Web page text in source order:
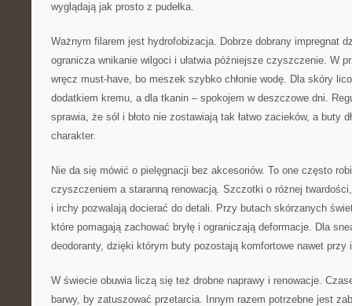
wyglądają jak prosto z pudełka.
Ważnym filarem jest hydrofobizacja. Dobrze dobrany impregnat
ogranicza wnikanie wilgoci i ułatwia późniejsze czyszczenie. W
wręcz must-have, bo meszek szybko chłonie wodę. Dla skóry
dodatkiem kremu, a dla tkanin – spokojem w deszczowe dni.
sprawia, że sól i błoto nie zostawiają tak łatwo zacieków, a buty
charakter.
Nie da się mówić o pielęgnacji bez akcesoriów. To one często
czyszczeniem a staranną renowacją. Szczotki o różnej
i irchy pozwalają docierać do detali. Przy butach skórzanych
które pomagają zachować bryłę i ograniczają deformacje. Dla
deodoranty, dzięki którym buty pozostają komfortowe nawet przy
W świecie obuwia liczą się też drobne naprawy i renowacje.
barwy, by zatuszować przetarcia. Innym razem potrzebne jest